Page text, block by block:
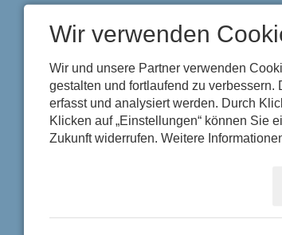
Wir verwenden
Wir und unsere Partner verwenden
gestalten und fortlaufend zu
erfasst und analysiert werden. Durch
Klicken auf „Einstellungen“ können Sie
Zukunft widerrufen. Weitere